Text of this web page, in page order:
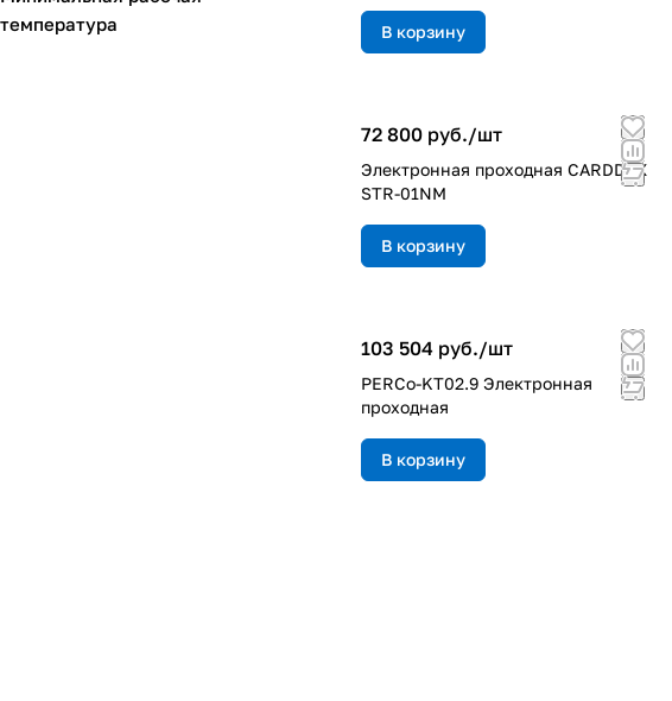
В корзину
72 800 руб./шт
Электронная проходная CARDDEX
STR-01NM
В корзину
103 504 руб./шт
PERCo-KT02.9 Электронная
проходная
В корзину
температура